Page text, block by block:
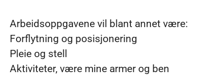
Arbeidsoppgavene vil blant annet være:
Forflytning og posisjonering
Pleie og stell
Aktiviteter, være mine armer og ben